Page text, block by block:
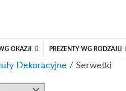
OKAZJI PREZENTY WG RODZAJU
Dekoracyjne / Serwetki